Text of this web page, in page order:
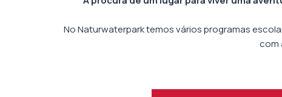
No Naturwaterpark temos vários programas
com